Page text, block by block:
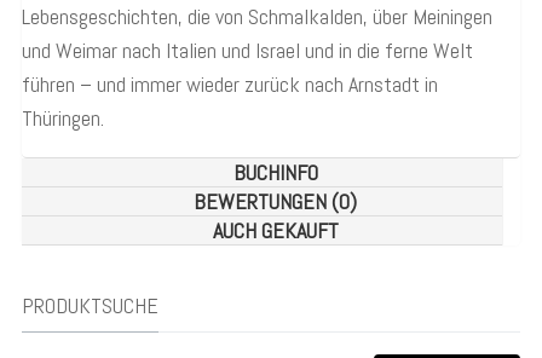
Lebensgeschichten, die von Schmalkalden, über Meiningen
und Weimar nach Italien und Israel und in die ferne Welt
führen – und immer wieder zurück nach Arnstadt in
Thüringen.
BUCHINFO
BEWERTUNGEN (0)
AUCH GEKAUFT
PRODUKTSUCHE